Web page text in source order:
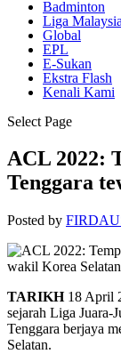
Badminton
Liga Malaysia
Global
EPL
E-Sukan
Ekstra Flash
Kenali Kami
Select Page
ACL 2022:
Tenggara
Posted by
TARIKH18 April
sejarah Liga Juara-
Tenggara berjaya
Selatan.